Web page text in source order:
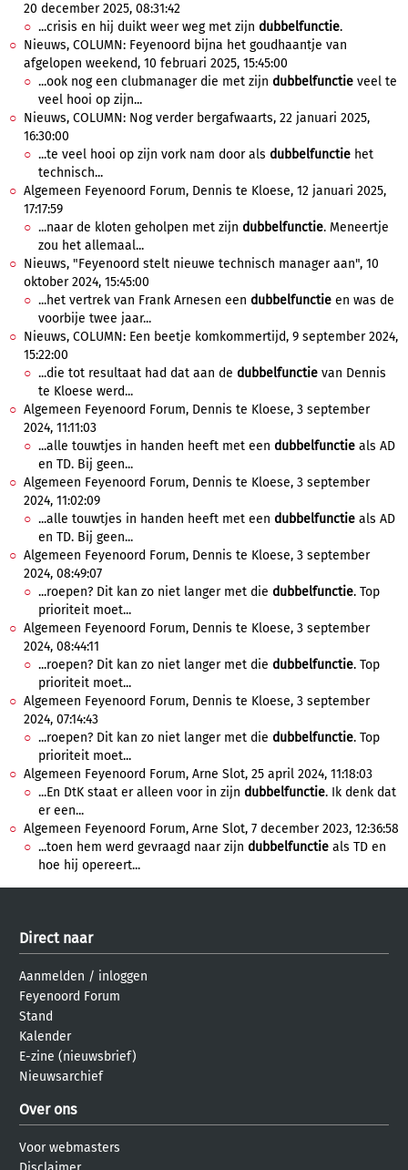
20 december 2025, 08:31:42
...crisis en hij duikt weer weg met zijn dubbelfunctie.
Nieuws, COLUMN: Feyenoord bijna het goudhaantje van
afgelopen weekend, 10 februari 2025, 15:45:00
...ook nog een clubmanager die met zijn dubbelfunctie veel te
veel hooi op zijn...
Nieuws, COLUMN: Nog verder bergafwaarts, 22 januari 2025,
16:30:00
...te veel hooi op zijn vork nam door als dubbelfunctie het
technisch...
Algemeen Feyenoord Forum, Dennis te Kloese, 12 januari 2025,
17:17:59
...naar de kloten geholpen met zijn dubbelfunctie. Meneertje
zou het allemaal...
Nieuws, "Feyenoord stelt nieuwe technisch manager aan", 10
oktober 2024, 15:45:00
...het vertrek van Frank Arnesen een dubbelfunctie en was de
voorbije twee jaar...
Nieuws, COLUMN: Een beetje komkommertijd, 9 september 2024,
15:22:00
...die tot resultaat had dat aan de dubbelfunctie van Dennis
te Kloese werd...
Algemeen Feyenoord Forum, Dennis te Kloese, 3 september
2024, 11:11:03
...alle touwtjes in handen heeft met een dubbelfunctie als AD
en TD. Bij geen...
Algemeen Feyenoord Forum, Dennis te Kloese, 3 september
2024, 11:02:09
...alle touwtjes in handen heeft met een dubbelfunctie als AD
en TD. Bij geen...
Algemeen Feyenoord Forum, Dennis te Kloese, 3 september
2024, 08:49:07
...roepen? Dit kan zo niet langer met die dubbelfunctie. Top
prioriteit moet...
Algemeen Feyenoord Forum, Dennis te Kloese, 3 september
2024, 08:44:11
...roepen? Dit kan zo niet langer met die dubbelfunctie. Top
prioriteit moet...
Algemeen Feyenoord Forum, Dennis te Kloese, 3 september
2024, 07:14:43
...roepen? Dit kan zo niet langer met die dubbelfunctie. Top
prioriteit moet...
Algemeen Feyenoord Forum, Arne Slot, 25 april 2024, 11:18:03
...En DtK staat er alleen voor in zijn dubbelfunctie. Ik denk dat
er een...
Algemeen Feyenoord Forum, Arne Slot, 7 december 2023, 12:36:58
...toen hem werd gevraagd naar zijn dubbelfunctie als TD en
hoe hij opereert...
Direct naar
Aanmelden / inloggen
Feyenoord Forum
Stand
Kalender
E-zine (nieuwsbrief)
Nieuwsarchief
Over ons
Voor webmasters